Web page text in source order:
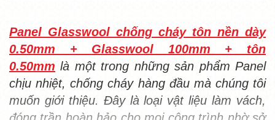
Panel Glasswool chống cháy tôn nền dày
0.50mm + Glasswool 100mm + tôn
0.50mm là một trong những sản phẩm Panel
chịu nhiệt, chống cháy hàng đầu mà chúng tôi
muốn giới thiệu. Đây là loại vật liệu làm vách,